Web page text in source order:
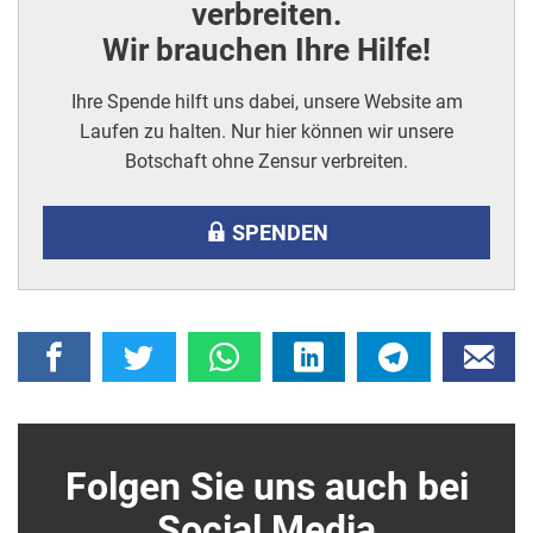
verbreiten.
Wir brauchen Ihre Hilfe!
Ihre Spende hilft uns dabei, unsere Website am
Laufen zu halten. Nur hier können wir unsere
Botschaft ohne Zensur verbreiten.
SPENDEN
Folgen Sie uns auch bei